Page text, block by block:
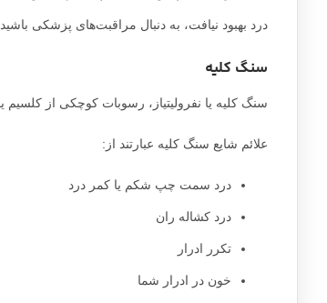
درد بهبود نیافت، به دنبال مراقبت‌های پزشکی باشید.
سنگ کلیه
سنگ کلیه یا نفرولیتیاز، رسوبات کوچکی از کلسیم
علائم شایع سنگ کلیه عبارتند از:
درد سمت چپ شکم یا کمر درد
درد کشاله ران
تکرر ادرار
خون در ادرار شما